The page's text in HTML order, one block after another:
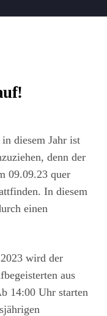
diesem Jahr ist
denn der
09.09.23 quer
In diesem
einen
wird der
aus
14:00 Uhr starten